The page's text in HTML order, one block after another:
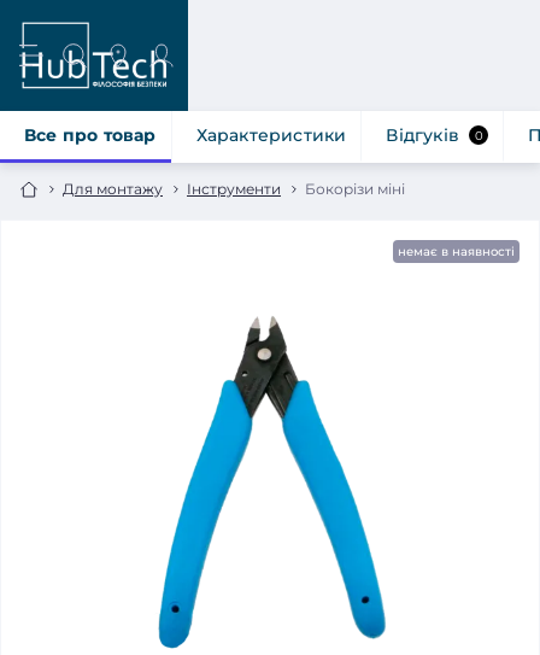
Для монтажу Інструменти Бокорізи міні
Все про товар Характеристики Відгуків 0
немає в наявності